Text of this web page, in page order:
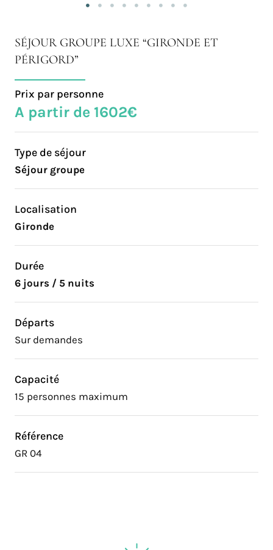
SÉJOUR GROUPE LUXE “GIRONDE ET
PÉRIGORD”
Prix par personne
A partir de 1602€
Type de séjour
Séjour groupe
Localisation
Gironde
Durée
6 jours / 5 nuits
Départs
Sur demandes
Capacité
15 personnes maximum
Référence
GR 04